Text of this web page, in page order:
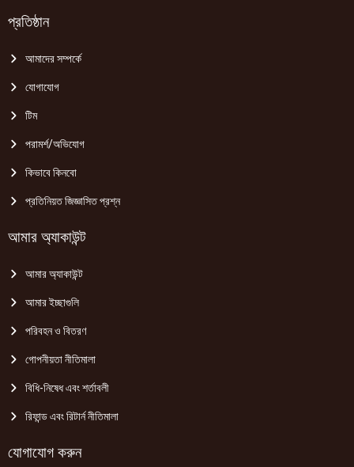
প্রতিষ্ঠান
আমাদের সম্পর্কে
যোগাযোগ
টিম
পরামর্শ/অভিযোগ
কিভাবে কিনবো
প্রতিনিয়ত জিজ্ঞাসিত প্রশ্ন
আমার অ্যাকাউন্ট
আমার অ্যাকাউন্ট
আমার ইচ্ছাগুলি
পরিবহন ও বিতরণ
গোপনীয়তা নীতিমালা
বিধি-নিষেধ এবং শর্তাবলী
রিফান্ড এবং রিটার্ন নীতিমালা
যোগাযোগ করুন